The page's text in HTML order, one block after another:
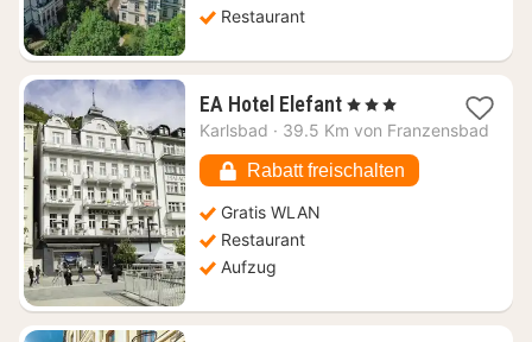
Restaurant
EA Hotel Elefant1
Nacht
85,78
€
, 3 Sterne
Karlsbad · 39.5 Km von Franzensbad
Rabatt freischalten
Gratis WLAN
Restaurant
Aufzug